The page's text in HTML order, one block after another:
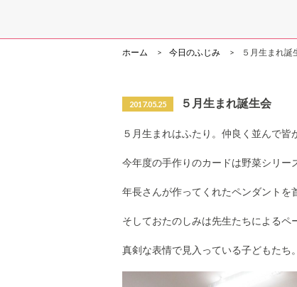
ホーム 今日のふじみ ５月生まれ誕
2017.05.25 ５月生まれ誕生会
５月生まれはふたり。仲良く並んで皆
今年度の手作りのカードは野菜シリー
年長さんが作ってくれたペンダントを
そしておたのしみは先生たちによるペ
真剣な表情で見入っている子どもたち